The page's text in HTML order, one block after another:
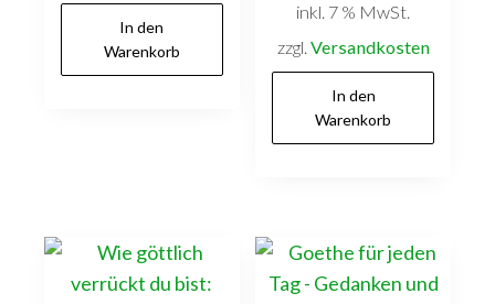
In den
Warenkorb
inkl. 7 % MwSt.
zzgl. Versandkosten
In den
Warenkorb